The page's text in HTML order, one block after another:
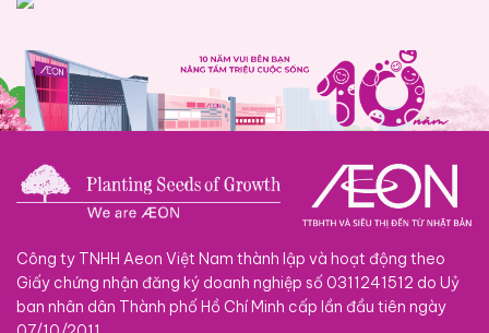
Hồ Chí Minh
Số 27 Đ. Cổ Linh, Long Biên, Long Biên, Thành phố Hà
Nội
AEON Hà Đông
Tổ dân phố Hoàng Văn Thụ, Dương Nội, Hà Đông, Thành
Công ty TNHH Aeon Việt Nam thành lập và hoạt động theo
Giấy chứng nhận đăng ký doanh nghiệp số 0311241512 do Uỷ
ban nhân dân Thành phố Hồ Chí Minh cấp lần đầu tiên ngày